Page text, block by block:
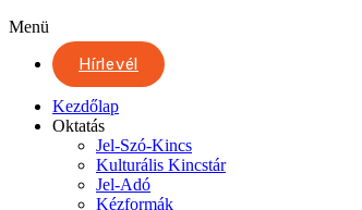
Menü
Hírlevél
Kezdőlap
Oktatás
Jel-Szó-Kincs
Kulturális Kincstár
Jel-Adó
Kézformák